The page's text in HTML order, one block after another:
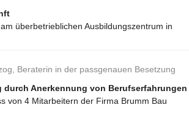
überbetrieblichen Ausbildungszentrum in
Beraterin in der passgenauen Besetzung
durch Anerkennung von Berufserfahrungen
von 4 Mitarbeitern der Firma Brumm Bau